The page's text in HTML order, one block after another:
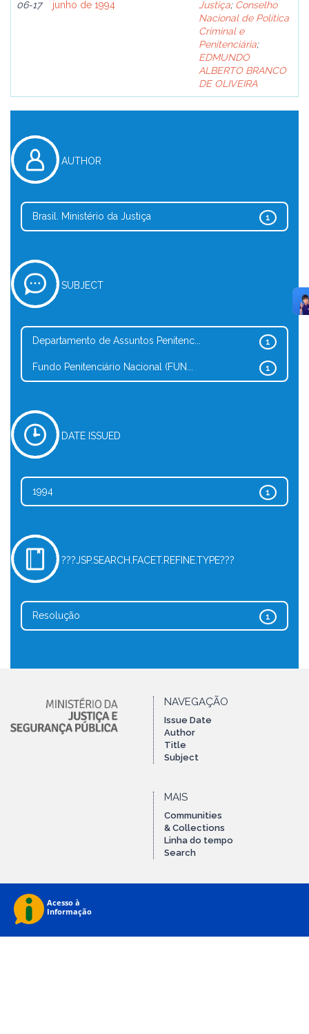
06-17 junho de 1994 Justiça; Conselho
Nacional de Política
Criminal e
Penitenciária;
EDMUNDO
ALBERTO BRANCO
DE OLIVEIRA
AUTHOR
1
Brasil. Ministério da Justiça
SUBJECT
1
Departamento de Assuntos Penitenc...
1
Fundo Penitenciário Nacional (FUN...
DATE ISSUED
1
1994
???JSP.SEARCH.FACET.REFINE.TYPE???
1
Resolução
NAVEGAÇÃO
Issue Date
Author
Title
Subject
MAIS
Communities
& Collections
Linha do tempo
Search